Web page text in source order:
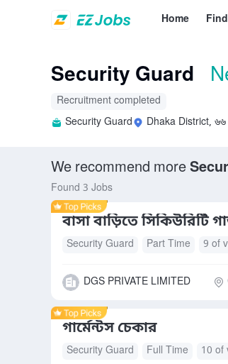
Home
Security Guard
Recruitment completed
Security Guard
Dhaka District, ৬৬
We recommend more
Found 3 Jobs
বাসা বাড়িতে সিকিউরিটি
Security Guard Part Time 9 of
DGS PRIVATE LIMITED
গার্মেন্টস চেকার
Security Guard Full Time 10 of